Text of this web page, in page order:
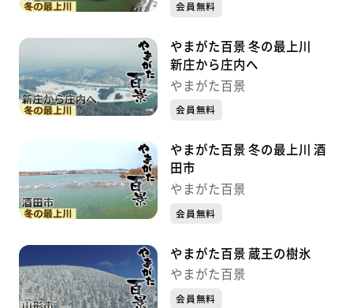
会員無料
やまがた百景 冬の最上川
新庄から庄内へ
やまがた百景
会員無料
やまがた百景 冬の最上川 酒
田市
やまがた百景
会員無料
やまがた百景 蔵王の樹氷
やまがた百景
会員無料